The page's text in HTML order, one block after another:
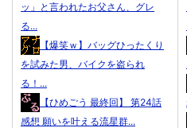
ッ」と言われたお父さん、グレ
る...
【爆笑ｗ】バッグひったくり
を試みた男、バイクを盗られ
る！...
【ひめごう 最終回】 第24話
感想 願いを叶える流星群...